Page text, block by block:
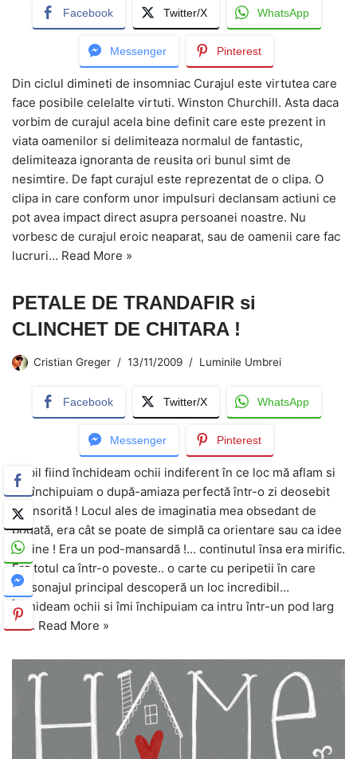
Facebook Twitter/X WhatsApp
Messenger Pinterest
Din ciclul dimineti de insomniac Curajul este virtutea care
face posibile celelalte virtuti. Winston Churchill. Asta daca
vorbim de curajul acela bine definit care este prezent in
viata oamenilor si delimiteaza normalul de fantastic,
delimiteaza ignoranta de reusita ori bunul simt de
nesimtire. De fapt curajul este reprezentat de o clipa. O
clipa in care conform unor impulsuri declansam actiuni ce
pot avea impact direct asupra persoanei noastre. Nu
vorbesc de curajul eroic neaparat, sau de oamenii care fac
lucruri… Read More »
PETALE DE TRANDAFIR si
CLINCHET DE CHITARA !
Cristian Greger 13/11/2009 Luminile Umbrei
Facebook Twitter/X WhatsApp
Messenger Pinterest
Copil fiind închideam ochii indiferent în ce loc mă aflam si
îmi închipuiam o după-amiaza perfectă într-o zi deosebit
de însorită ! Locul ales de imaginatia mea obsedant de
bogată, era cât se poate de simplă ca orientare sau ca idee
în sine ! Era un pod-mansardă !… continutul însa era mirific.
Era totul ca într-o poveste.. o carte cu peripetii în care
personajul principal descoperă un loc incredibil…
Închideam ochii si îmi închipuiam ca intru într-un pod larg
cu… Read More »